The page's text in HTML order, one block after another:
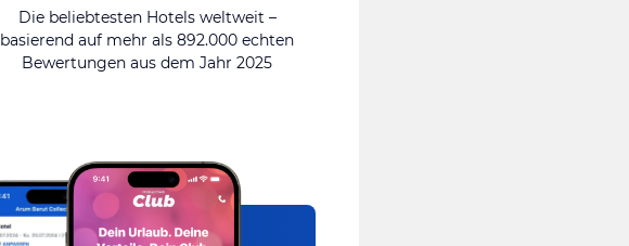
Die beliebtesten Hotels weltweit –
basierend auf mehr als 892.000 echten
Bewertungen aus dem Jahr 2025